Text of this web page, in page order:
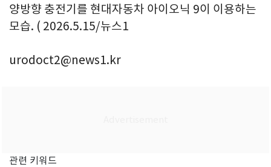
양방향 충전기를 현대자동차 아이오닉 9이 이용하는
모습. ( 2026.5.15/뉴스1
urodoct2@news1.kr
관련 키워드